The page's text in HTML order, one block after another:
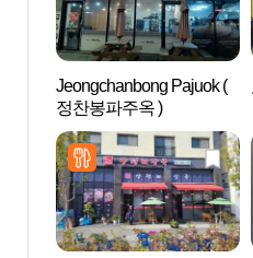
Jeongchanbong Pajuok (
정찬봉파주옥 )